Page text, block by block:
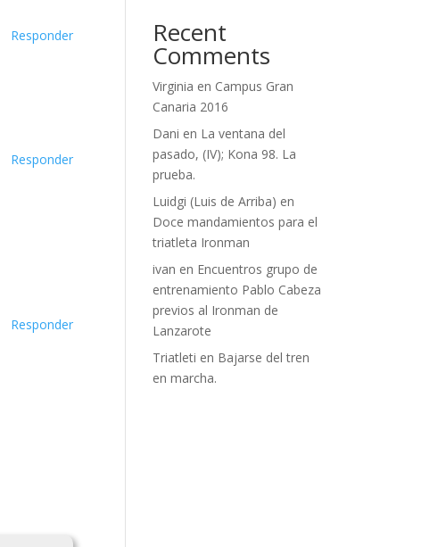
Responder
Responder
Responder
Recent
Comments
Virginia en Campus Gran
Canaria 2016
Dani en La ventana del
pasado, (IV); Kona 98. La
prueba.
Luidgi (Luis de Arriba) en
Doce mandamientos para el
triatleta Ironman
ivan en Encuentros grupo de
entrenamiento Pablo Cabeza
previos al Ironman de
Lanzarote
Triatleti en Bajarse del tren
en marcha.